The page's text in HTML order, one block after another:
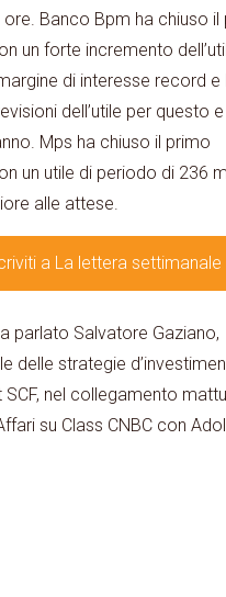
ore. Banco Bpm ha chiuso il
un forte incremento
di interesse record e
dell’utile per questo e
Mps ha chiuso il primo
un utile di periodo di 236
alle attese.
a La lettera settimanale
parlato Salvatore Gaziano,
delle strategie
SCF, nel collegamento
su Class CNBC con